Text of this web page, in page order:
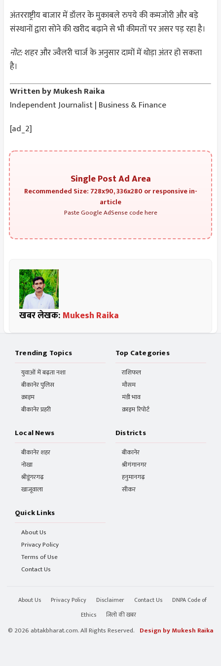
अंतरराष्ट्रीय बाजार में डॉलर के मुकाबले रुपये की कमजोरी और बड़े
संस्थानों द्वारा सोने की खरीद बढ़ाने से भी कीमतों पर असर पड़ रहा है।
नोट:शहर और ज्वैलरी चार्ज के अनुसार दामों में थोड़ा अंतर हो सकता
है।
Written by Mukesh Raika
Independent Journalist | Business & Finance
[ad_2]
Single Post Ad Area
Recommended Size: 728x90, 336x280 or responsive in-
article
Paste Google AdSense code here
खबर लेखक: Mukesh Raika
Trending Topics
युवाओं में बढ़ता नशा
बीकानेर पुलिस
क्राइम
बीकानेर प्रहरी
Top Categories
राशिफल
मौसम
मंडी भाव
क्राइम रिपोर्ट
Local News
बीकानेर शहर
नोखा
श्रीडूंगरगढ़
खाजूवाला
Districts
बीकानेर
श्रीगंगानगर
हनुमानगढ़
सीकर
Quick Links
About Us
Privacy Policy
Terms of Use
Contact Us
About Us Privacy Policy Disclaimer Contact Us
DNPA Code of
Ethics
जिलो की खबर
© 2026 abtakbharat.com. All Rights Reserved. Design by Mukesh Raika